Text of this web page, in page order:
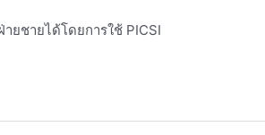
ยชายได้โดยการใช้ PICSI